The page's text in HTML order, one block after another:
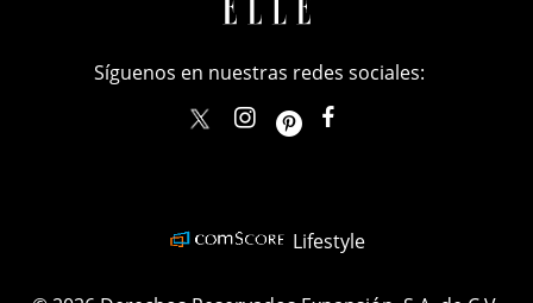
Síguenos en nuestras redes sociales:
elle_mexicoellemexico
Lifestyle